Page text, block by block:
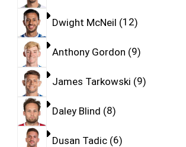
Dwight McNeil 12
Anthony Gordon 9
James Tarkowski 9
Daley Blind 8
Dusan Tadic 6